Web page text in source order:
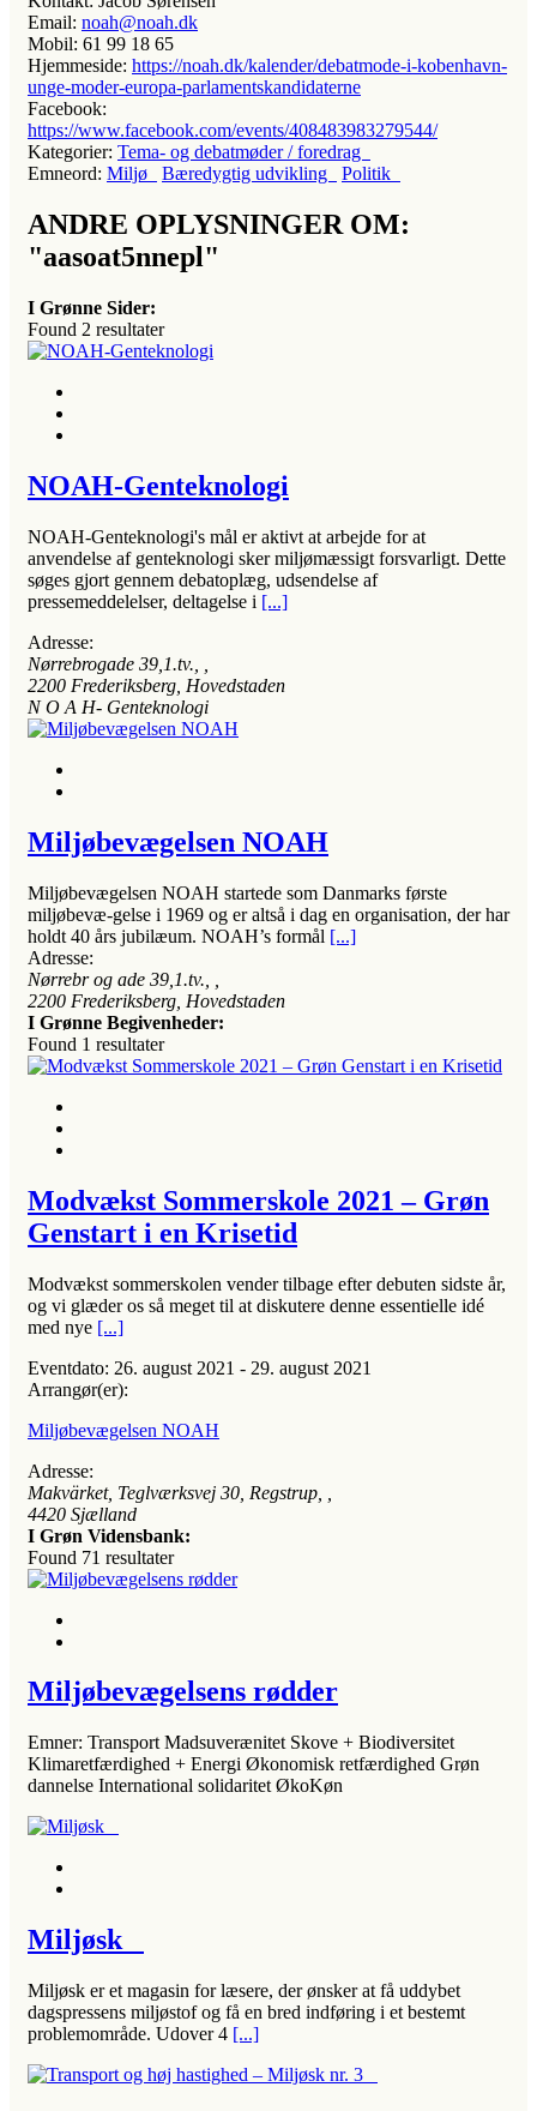
Email: noah@noah.dk
Mobil: 61 99 18 65
Hjemmeside: https://noah.dk/kalender/debatmode-i-kobenhavn-
unge-moder-europa-parlamentskandidaterne
Facebook:
https://www.facebook.com/events/408483983279544/
Kategorier: Tema- og debatmøder / foredrag
Emneord: Miljø Bæredygtig udvikling Politik
ANDRE OPLYSNINGER OM:
"aasoat5nnepl"
I Grønne Sider:
Found 2 resultater
NOAH-Genteknologi
NOAH-Genteknologi's mål er aktivt at arbejde for at
anvendelse af genteknologi sker miljømæssigt forsvarligt. Dette
søges gjort gennem debatoplæg, udsendelse af
pressemeddelelser, deltagelse i [...]
Adresse:
Nørrebrogade 39,1.tv.
2200 Frederiksberg, Hovedstaden
N O A H- Genteknologi
Miljøbevægelsen NOAH
Miljøbevægelsen NOAH startede som Danmarks første
miljøbevæ-gelse i 1969 og er altså i dag en organisation, der har
holdt 40 års jubilæum. NOAH’s formål [...]
Adresse:
Nørrebr og ade 39,1.tv.
2200 Frederiksberg, Hovedstaden
I Grønne Begivenheder:
Found 1 resultater
Modvækst Sommerskole 2021 – Grøn
Genstart i en Krisetid
Modvækst sommerskolen vender tilbage efter debuten sidste år,
og vi glæder os så meget til at diskutere denne essentielle idé
med nye [...]
Eventdato: 26. august 2021 - 29. august 2021
Arrangør(er):
Miljøbevægelsen NOAH
Adresse:
Makvärket, Teglværksvej 30, Regstrup
4420 Sjælland
I Grøn Vidensbank:
Found 71 resultater
Miljøbevægelsens rødder
Emner: Transport Madsuverænitet Skove + Biodiversitet
Klimaretfærdighed + Energi Økonomisk retfærdighed Grøn
dannelse International solidaritet ØkoKøn
Miljøsk
Miljøsk er et magasin for læsere, der ønsker at få uddybet
dagspressens miljøstof og få en bred indføring i et bestemt
problemområde. Udover 4 [...]